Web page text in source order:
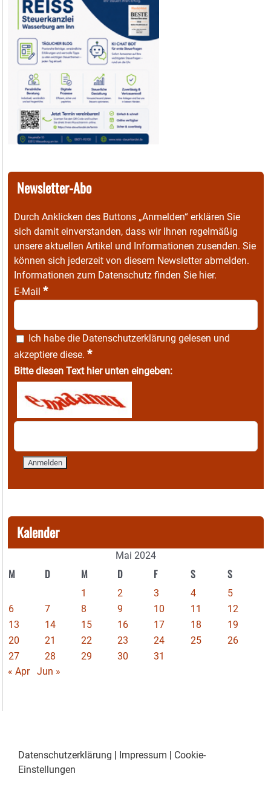
Newsletter-Abo
Durch Anklicken des Buttons „Anmelden“ erklären Sie
sich damit einverstanden, dass wir Ihnen regelmäßig
unsere aktuellen Artikel und Informationen zusenden. Sie
können sich jederzeit von diesem Newsletter abmelden.
Informationen zum Datenschutz finden Sie hier.
E-Mail *
Ich habe die Datenschutzerklärung gelesen und
akzeptiere diese. *
Bitte diesen Text hier unten eingeben:
Kalender
Mai 2024
M D M D F S S
1 2 3 4
5
6
7 8 9 10 11
12
13
14 15 16 17 18
19
20
21 22 23 24 25
26
27
28 29 30
31
« Apr
Jun »
Datenschutzerklärung Impressum
Cookie-
Einstellungen